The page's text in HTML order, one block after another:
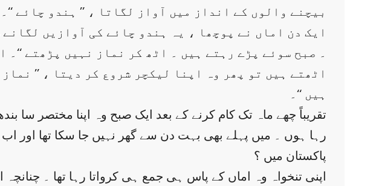
بیچنے والوں کے انداز میں آواز لگاتا ، ’’ ہندو چائے ‘‘۔
ایک دن اماں نے پوچھا ، یہ ہندو چائے کی آوازیں
۔ صبح سوئے پڑے رہتے ہیں ۔ اٹھ کر نماز نہیں پڑھتے
اٹھتے ہیں تو پھر وہ اپنا لیکچر شروع کر دیتا ، ’’
ہیں ‘‘۔
تقریباً چھے ماہ تک کام کرنے کے بعد ایک صبح وہ اپنا مختصر سا
رہا ہوں ۔ میں پہلے بھی بہت دن سے گھر نہیں جا سکا تھا اور
پاکستان میں ؟
اپنی تنخواہ وہ اماں کے پاس ہی جمع ہی کرواتا رہا تھا ۔